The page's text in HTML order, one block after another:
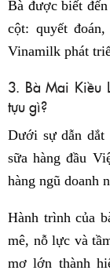
Bà được biết
cột: quyết
Vinamilk phát
3. Bà Mai Kiều
tựu gì?
Dưới sự dẫn dắt
sữa hàng đầu
hàng ngũ doanh
Hành trình của
mê, nỗ lực và
mơ lớn thành